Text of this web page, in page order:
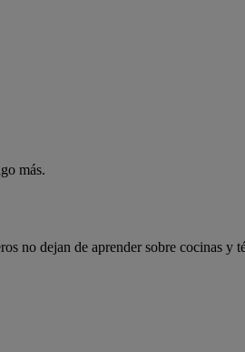
más.
no dejan de aprender sobre cocinas y